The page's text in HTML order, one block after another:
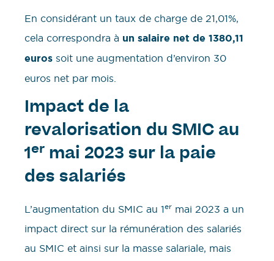
En considérant un taux de charge de 21,01%,
cela correspondra à un salaire net de 1380,11
euros soit une augmentation d’environ 30
euros net par mois.
Impact de la
revalorisation du SMIC au
1er mai 2023 sur la paie
des salariés
L’augmentation du SMIC au 1er mai 2023 a un
impact direct sur la rémunération des salariés
au SMIC et ainsi sur la masse salariale, mais